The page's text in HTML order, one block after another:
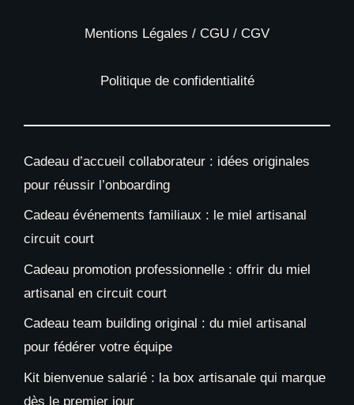
Mentions Légales / CGU / CGV
Politique de confidentialité
Cadeau d’accueil collaborateur : idées originales
pour réussir l’onboarding
Cadeau événements familiaux : le miel artisanal
circuit court
Cadeau promotion professionnelle : offrir du miel
artisanal en circuit court
Cadeau team building original : du miel artisanal
pour fédérer votre équipe
Kit bienvenue salarié : la box artisanale qui marque
dès le premier jour